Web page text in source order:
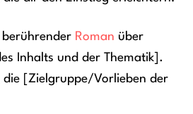
Roman über
Inhalts und der Thematik].
die [Zielgruppe/Vorlieben der